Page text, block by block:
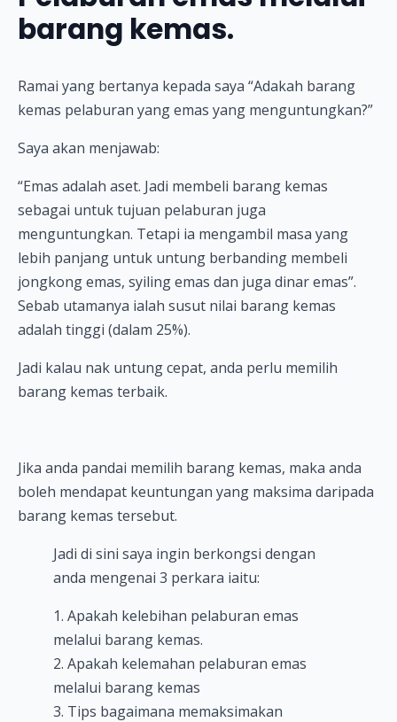
barang kemas.
Ramai yang bertanya kepada saya “Adakah barang
kemas pelaburan yang emas yang menguntungkan?”
Saya akan menjawab:
“Emas adalah aset. Jadi membeli barang kemas
sebagai untuk tujuan pelaburan juga
menguntungkan. Tetapi ia mengambil masa yang
lebih panjang untuk untung berbanding membeli
jongkong emas, syiling emas dan juga dinar emas”.
Sebab utamanya ialah susut nilai barang kemas
adalah tinggi (dalam 25%).
Jadi kalau nak untung cepat, anda perlu memilih
barang kemas terbaik.
Jika anda pandai memilih barang kemas, maka anda
boleh mendapat keuntungan yang maksima daripada
barang kemas tersebut.
Jadi di sini saya ingin berkongsi dengan
anda mengenai 3 perkara iaitu:
1. Apakah kelebihan pelaburan emas
melalui barang kemas.
2. Apakah kelemahan pelaburan emas
melalui barang kemas
3. Tips bagaimana memaksimakan